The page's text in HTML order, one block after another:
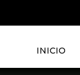
INICIO